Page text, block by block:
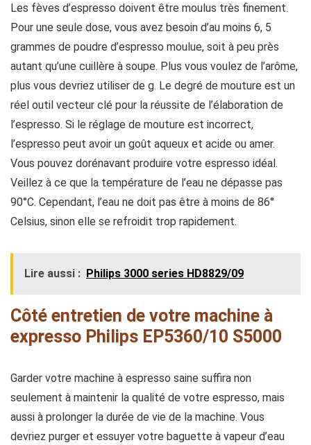
Les fèves d’espresso doivent être moulus très finement.
Pour une seule dose, vous avez besoin d’au moins 6, 5
grammes de poudre d’espresso moulue, soit à peu près
autant qu’une cuillère à soupe. Plus vous voulez de l’arôme,
plus vous devriez utiliser de g. Le degré de mouture est un
réel outil vecteur clé pour la réussite de l’élaboration de
l’espresso. Si le réglage de mouture est incorrect,
l’espresso peut avoir un goût aqueux et acide ou amer.
Vous pouvez dorénavant produire votre espresso idéal.
Veillez à ce que la température de l’eau ne dépasse pas
90°C. Cependant, l’eau ne doit pas être à moins de 86°
Celsius, sinon elle se refroidit trop rapidement.
Lire aussi : Philips 3000 series HD8829/09
Côté entretien de votre machine à
expresso Philips EP5360/10 S5000
Garder votre machine à espresso saine suffira non
seulement à maintenir la qualité de votre espresso, mais
aussi à prolonger la durée de vie de la machine. Vous
devriez purger et essuyer votre baguette à vapeur d’eau